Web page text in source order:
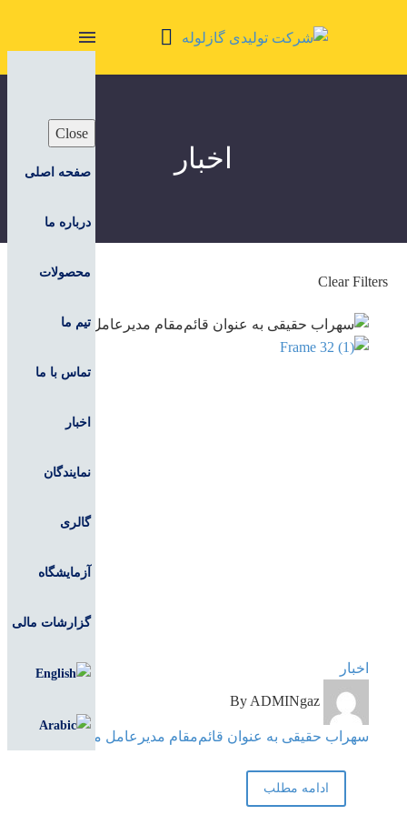
Close
صفحه اصلی
درباره ما
محصولات
تیم ما
تماس با ما
اخبار
نمایندگان
گالری
آزمایشگاه
گزارشات مالی
اخبار
Clear Filters
سهراب
حقیقی
عنوان
مدیرعامل
منصوب
اخبار
By ADMINgaz
سهراب حقیقی به عنوان قائم‌مقام مدیرعامل منصوب شد
ادامه مطلب